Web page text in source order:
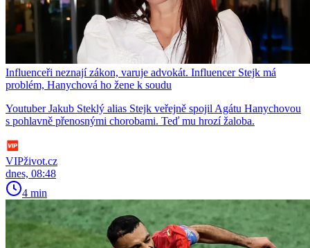
Influenceři neznají zákon, varuje advokát. Influencer Stejk má
problém, Hanychová ho žene k soudu
Youtuber Jakub Steklý alias Stejk veřejně spojil Agátu Hanychovou
s pohlavně přenosnými chorobami. Teď mu hrozí žaloba.
VIPživot.cz
dnes, 08:48
4 min